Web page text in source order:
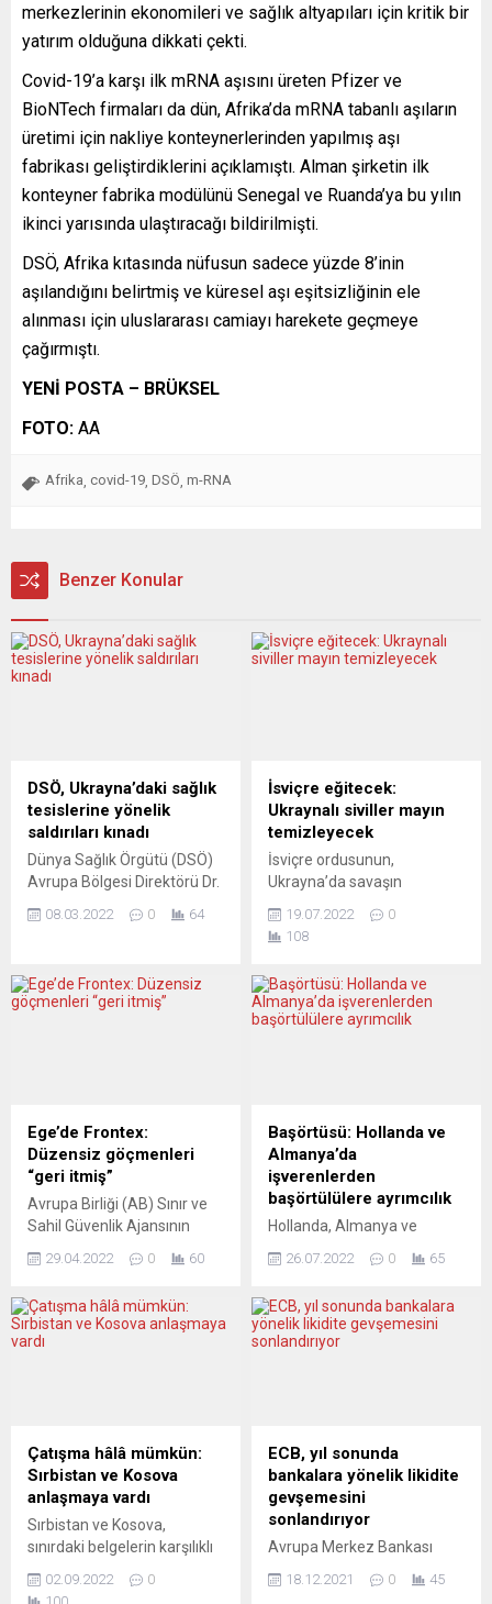
merkezlerinin ekonomileri ve sağlık altyapıları için kritik bir
yatırım olduğuna dikkati çekti.
Covid-19’a karşı ilk mRNA aşısını üreten Pfizer ve
BioNTech firmaları da dün, Afrika’da mRNA tabanlı aşıların
üretimi için nakliye konteynerlerinden yapılmış aşı
fabrikası geliştirdiklerini açıklamıştı. Alman şirketin ilk
konteyner fabrika modülünü Senegal ve Ruanda’ya bu yılın
ikinci yarısında ulaştıracağı bildirilmişti.
DSÖ, Afrika kıtasında nüfusun sadece yüzde 8’inin
aşılandığını belirtmiş ve küresel aşı eşitsizliğinin ele
alınması için uluslararası camiayı harekete geçmeye
çağırmıştı.
YENİ POSTA – BRÜKSEL
FOTO: AA
Afrika covid-19 DSÖ m-RNA
Benzer Konular
DSÖ, Ukrayna’daki sağlık
tesislerine yönelik
saldırıları kınadı
Dünya Sağlık Örgütü (DSÖ)
Avrupa Bölgesi Direktörü Dr.
Ukrayna’da sağlık
doğrulanmış rapor olduğunu
ileri sürerek “DSÖ, sağlık
toplantısında, Ukrayna’da
sağlık çalışanları, hastaneler
ve diğer sağlık kuruluşlarına
yönelik saldırıların...
08.03.2022 0 64
İsviçre eğitecek:
Ukraynalı siviller mayın
temizleyecek
İsviçre ordusunun,
Ukrayna’da savaşın
sayıları artan kara mayını ve
diğer türden patlayıcıların
sivillere eğitim vereceği
bildirildi. Federal
Cenevre Uluslararası
Mayından Arındırma
Merkezi (GICHD) ile birlikte
mayın temizliği için
uluslararası alanda eğitimler
düzenleyeceği” duyuruldu....
19.07.2022
0
108
Ege’de Frontex:
Düzensiz göçmenleri
“geri itmiş”
Avrupa Birliği (AB) Sınır ve
Sahil Güvenlik Ajansının
unsurlarınca düzensiz
geri itme ve denizde terk
etme vakalarına dahil
tarafından yürütülen ortak
bir araştırmaya göre,
Frontex’in veri tabanında,
yüzlerce düzensiz
göçmenin...
29.04.2022 0 60
Başörtüsü: Hollanda ve
Almanya’da
işverenlerden
başörtülülere ayrımcılık
Hollanda, Almanya ve
araştırmacıların ortak
Almanya’daki işverenlerin, iş
başvurularında
ve Almanya’daki
Entegrasyon ve Göç
Araştırmaları Merkezi’nden
uzmanların yaptığı
araştırmada, Hollanda,
Almanya ve İspanya’daki
işverenlerin, başörtülü
26.07.2022 0 65
Çatışma hâlâ mümkün:
Sırbistan ve Kosova
anlaşmaya vardı
Sırbistan ve Kosova,
sınırdaki belgelerin karşılıklı
yaşanan anlaşmazlıkta
02.09.2022
0
ECB, yıl sonunda
bankalara yönelik likidite
gevşemesini
sonlandırıyor
Avrupa Merkez Bankası
sırasında bankalara verilen
18.12.2021 0 45